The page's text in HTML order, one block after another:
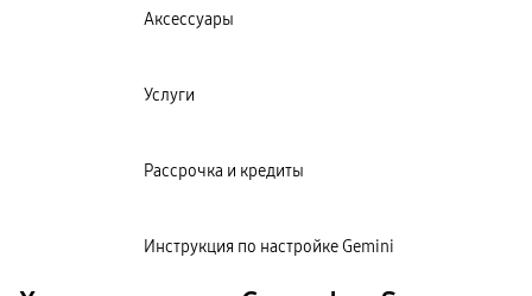
Аксессуары
Услуги
Рассрочка и кредиты
Инструкция по настройке Gemini